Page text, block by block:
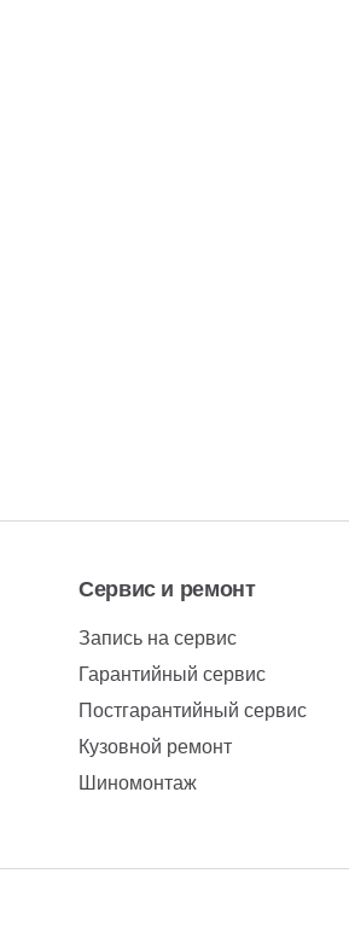
Сервис и ремонт
Запись на сервис
Гарантийный сервис
Постгарантийный сервис
Кузовной ремонт
Шиномонтаж